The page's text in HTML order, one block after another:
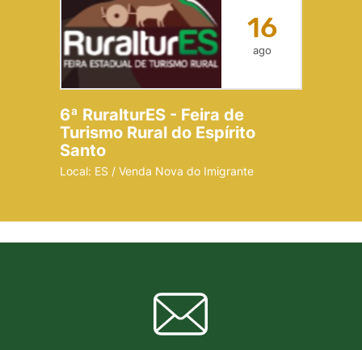
16
ago
6ª RuralturES - Feira de
Turismo Rural do Espírito
Santo
Local: ES / Venda Nova do Imigrante